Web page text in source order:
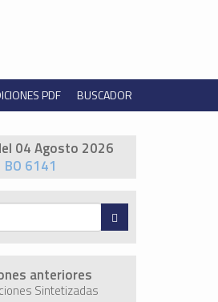
PDF BUSCADOR
04 Agosto 2026
BO 6141
anteriores
Sintetizadas